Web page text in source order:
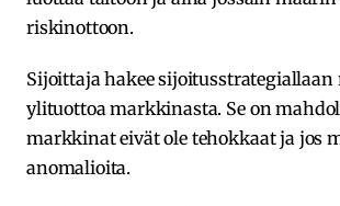
riskinottoon.
Sijoittaja hakee
ylituottoa markkinasta. Se on
markkinat eivät ole tehokkaat ja jos
anomalioita.